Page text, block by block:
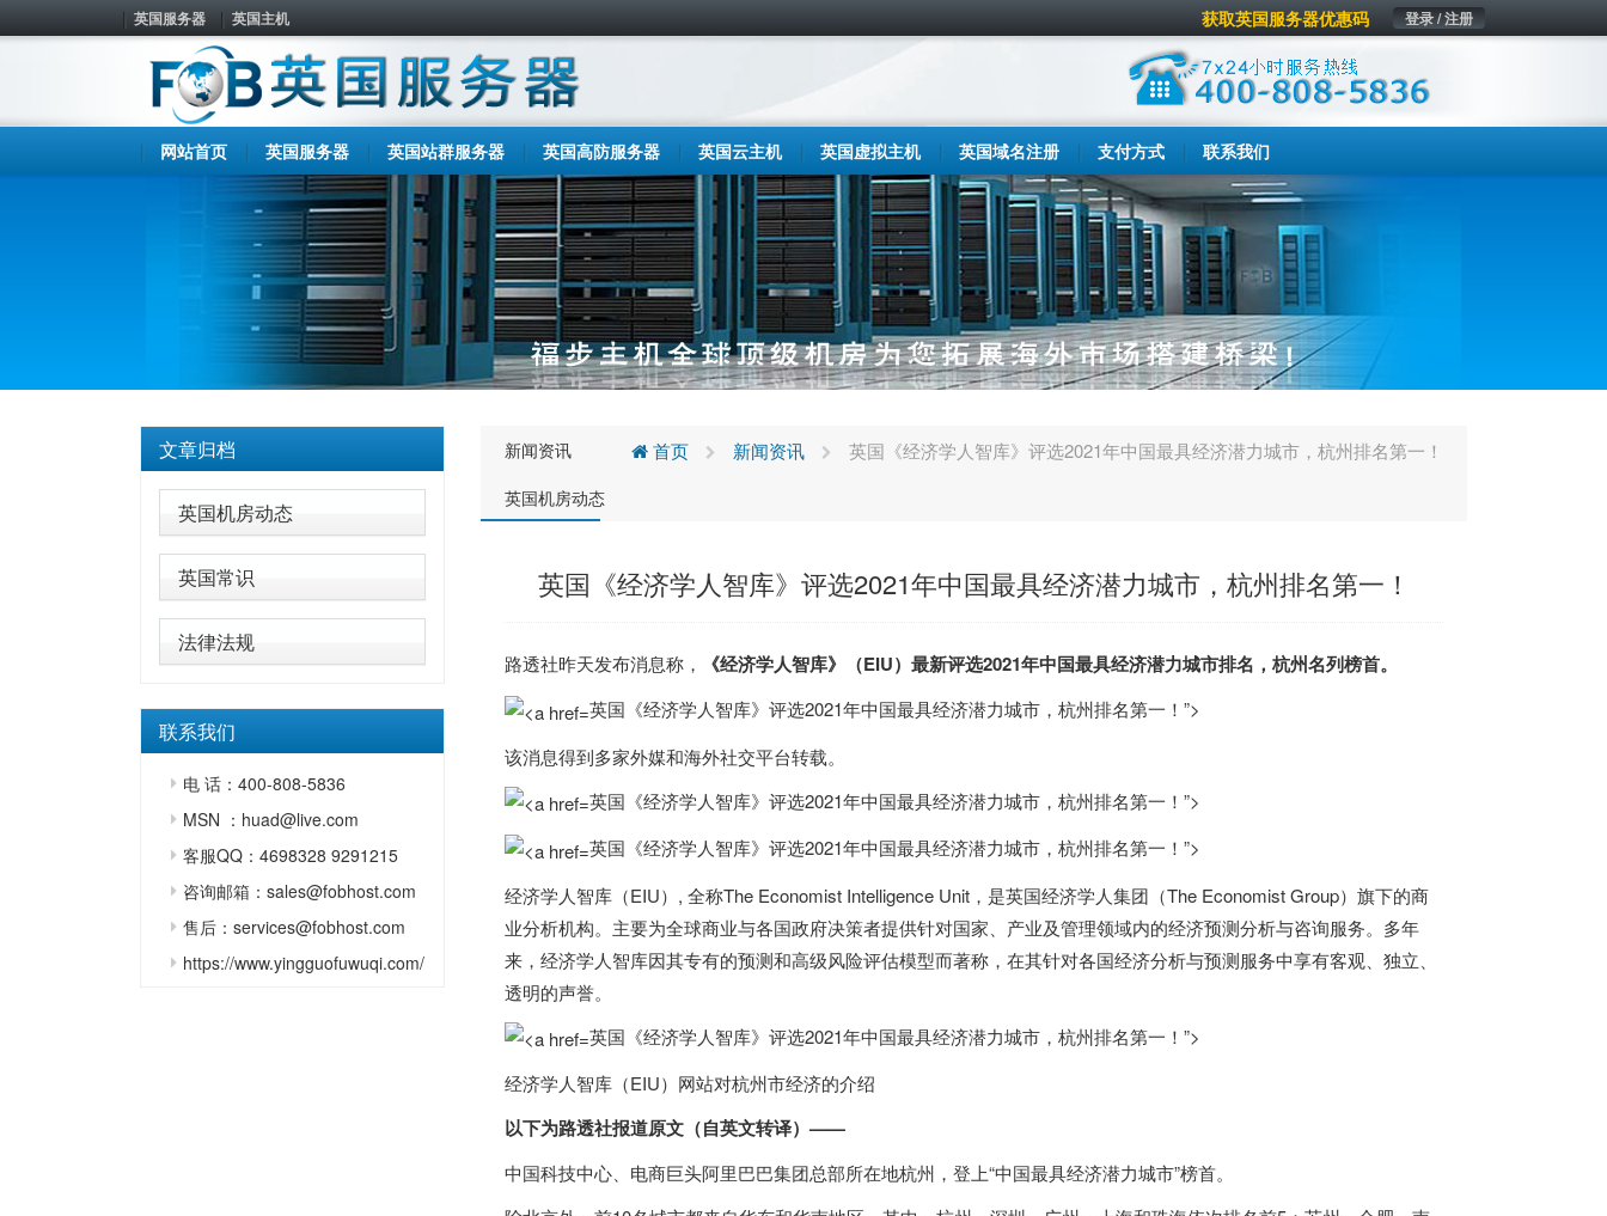
英国服务器 英国主机 登录 / 注册
获取英国服务器优惠码
网站首页 英国服务器 英国站群服务器 英国高防服务器 英国云主机 英国虚拟主机 英国域名注册 支付方式 联系我们
文章归档
英国机房动态
英国常识
法律法规
联系我们
电 话：400-808-5836
MSN ：huad@live.com
客服QQ：4698328 9291215
咨询邮箱：sales@fobhost.com
售后：services@fobhost.com
https://www.yingguofuwuqi.com/
新闻资讯
英国机房动态
首页 新闻资讯 英国《经济学人智库》评选2021年中国最具经济潜力城市，杭州排名第一！
英国《经济学人智库》评选2021年中国最具经济潜力城市，杭州排名第一！
路透社昨天发布消息称， 《经济学人智库》（EIU）最新评选2021年中国最具经济潜力城市排名，杭州名列榜首。
英国《经济学人智库》评选2021年中国最具经济潜力城市，杭州排名第一！”>
该消息得到多家外媒和海外社交平台转载。
英国《经济学人智库》评选2021年中国最具经济潜力城市，杭州排名第一！”>
英国《经济学人智库》评选2021年中国最具经济潜力城市，杭州排名第一！”>
经济学人智库（EIU）, 全称The Economist Intelligence Unit，是英国经济学人集团（The Economist Group）旗下的商
业分析机构。主要为全球商业与各国政府决策者提供针对国家、产业及管理领域内的经济预测分析与咨询服务。多年
来，经济学人智库因其专有的预测和高级风险评估模型而著称，在其针对各国经济分析与预测服务中享有客观、独立、
透明的声誉。
英国《经济学人智库》评选2021年中国最具经济潜力城市，杭州排名第一！”>
经济学人智库（EIU）网站对杭州市经济的介绍
以下为路透社报道原文（自英文转译）——
中国科技中心、电商巨头阿里巴巴集团总部所在地杭州，登上“中国最具经济潜力城市”榜首。